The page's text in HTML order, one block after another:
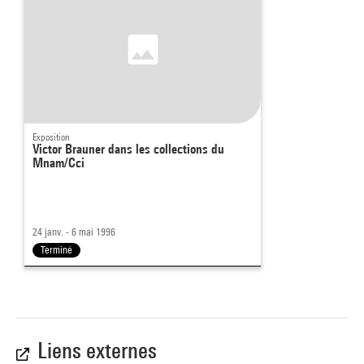
Exposition
Victor Brauner dans les collections du
Mnam/Cci
24 janv. - 6 mai 1996
Terminé
Liens externes